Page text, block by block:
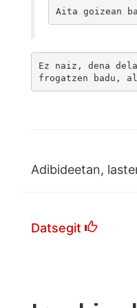
Aita goizean
Ez naiz, dena
frogatzen badu,
Adibideetan,
Datsegit